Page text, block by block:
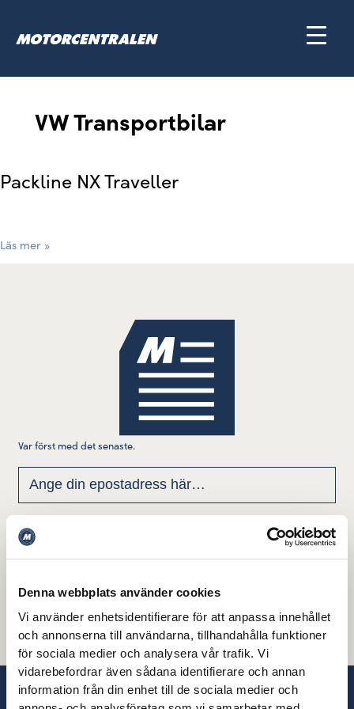
Denna webbplats använder cookies
Vi använder enhetsidentifierare för att anpassa innehållet
och annonserna till användarna, tillhandahålla funktioner
för sociala medier och analysera vår trafik. Vi
vidarebefordrar även sådana identifierare och annan
information från din enhet till de sociala medier och
innehåll
VW Transportbilar
Packline NX Traveller
Packline
Läs mer »
Var först med det senaste.
uppgifter enligt vår integritetspolicy.Läs mer här